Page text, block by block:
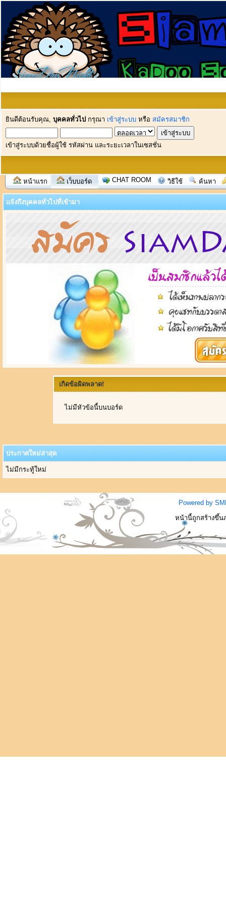
ยินดีต้อนรับคุณ, บุคคลทั่วไป กรุณา เข้าสู่ระบบ หรือ สมัครสมาชิก
เข้าสู่ระบบด้วยชื่อผู้ใช้ รหัสผ่าน และระยะเวลาในเซสชั่น
หน้าแรก เว็บบอร์ด CHAT ROOM วิธีใช้ ค้นหา
แจ้งถึงบุคคลทั่วไปที่เข้ามา
เกิดข้อผิดพลาด!
ไม่มีหัวข้อนี้บนบอร์ด
ประกาศใหม่ล่าสุด
ไม่มีกระทู้ใหม่
Powered by
หน้านี้ถูกสร้างขึ้น